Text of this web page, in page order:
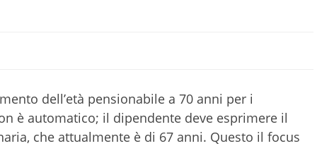
dell’età pensionabile a 70 anni per i
è automatico; il dipendente deve esprimere il
che attualmente è di 67 anni. Questo il focus